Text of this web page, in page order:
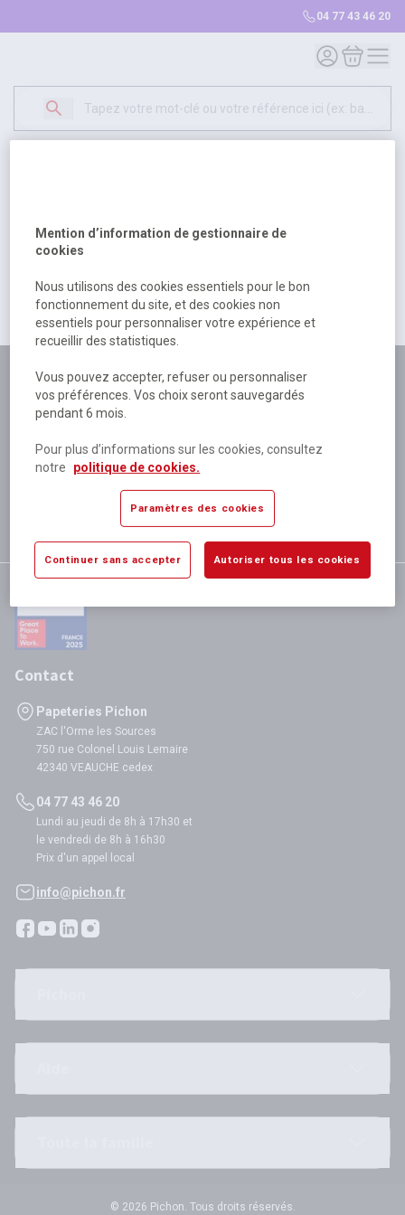
04 77 43 46 20
Mon compte
Mon
500
excuser pour la gêne occasionée.
Retour Retour à l'accueil
Plus de 180 personnes
à votre écoute
Plus de 80 000 références
disponibles
Expédition le jour même
si validation avant 12h
satisfaction totale
Contact
Papeteries Pichon
ZAC l'Orme les Sources
750 rue Colonel Louis Lemaire
42340 VEAUCHE cedex
04 77 43 46 20
Lundi au jeudi de 8h à 17h30 et
le vendredi de 8h à 16h30
Prix d'un appel local
info@pichon.fr
© 2026 Pichon. Tous droits réservés.
Mention d’information de gestionnaire de
cookies
Nous utilisons des cookies essentiels pour le bon
fonctionnement du site, et des cookies non
essentiels pour personnaliser votre expérience et
recueillir des statistiques.
Vous pouvez accepter, refuser ou personnaliser
vos préférences. Vos choix seront sauvegardés
pendant 6 mois.
Pour plus d’informations sur les cookies, consultez
notre
politique de cookies.
Paramètres des cookies
Continuer sans accepter Autoriser tous les cookies